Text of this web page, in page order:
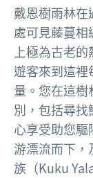
戴恩樹雨林在
處可見藤蔓
上極為古老
遊客來到這
量。您在這
別，包括尋
心享受助您
游漂流而下
族（Kuku